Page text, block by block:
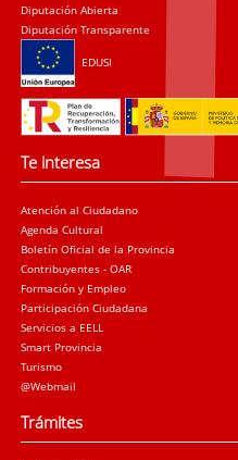
Diputación Abierta
Diputación Transparente
EDUSI
Te interesa
Atención al Ciudadano
Agenda Cultural
Boletín Oficial de la Provincia
Contribuyentes - OAR
Formación y Empleo
Participación Ciudadana
Servicios a EELL
Smart Provincia
Turismo
@Webmail
Trámites